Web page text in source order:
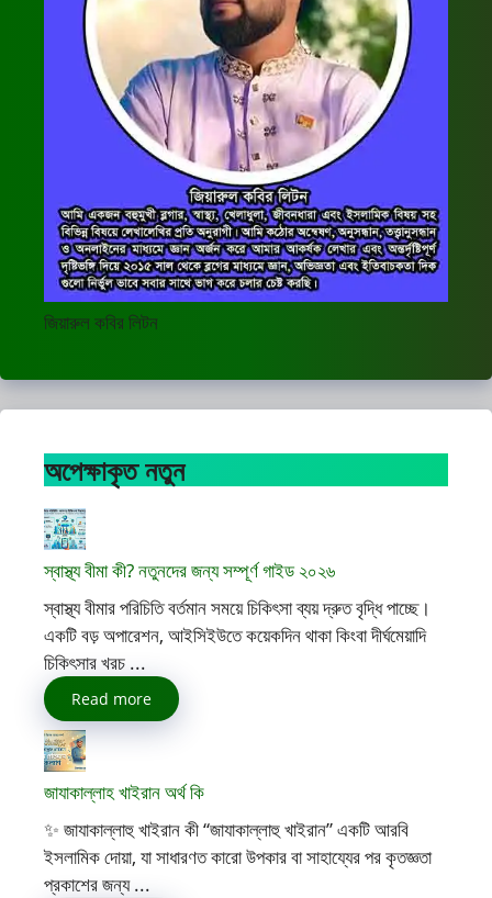
জিয়ারুল কবির লিটন
অপেক্ষাকৃত নতুন
স্বাস্থ্য বীমা কী? নতুনদের জন্য সম্পূর্ণ গাইড ২০২৬
স্বাস্থ্য বীমার পরিচিতি বর্তমান সময়ে চিকিৎসা ব্যয় দ্রুত বৃদ্ধি পাচ্ছে।
একটি বড় অপারেশন, আইসিইউতে কয়েকদিন থাকা কিংবা দীর্ঘমেয়াদি
চিকিৎসার খরচ ...
Read more
জাযাকাল্লাহ খাইরান অর্থ কি
✨ জাযাকাল্লাহু খাইরান কী “জাযাকাল্লাহু খাইরান” একটি আরবি
ইসলামিক দোয়া, যা সাধারণত কারো উপকার বা সাহায্যের পর কৃতজ্ঞতা
প্রকাশের জন্য ...